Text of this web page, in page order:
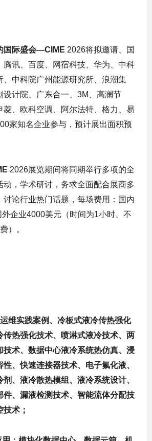
国际盛会—CIME 2026将拟邀请、国
腾讯、百度、网宿科技、华为、中科
、中科院广州能源研究所、浪潮集
设计院、广东合一、3M、高澜节
菱、欧科空调、阿尔法特、格力、易
家知名企业参与，预计展出面积预
2026展览期间将同期举行多项的全
动，学术研讨，务求全面配合展商多
讨论行业热门话题，每场费用：国内
企业4000美元（时间为1小时、不
）。
维实践案例、冷板式液冷传热强化
传热强化技术、喷淋式液冷技术、两
技术、数据中心液冷系统热仿真、浸
、快速连接器技术、电子氟化液、
、液冷散热模组、液冷系统设计、
件、漏液检测技术、智能流体分配技
术；